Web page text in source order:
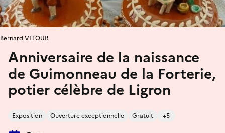
Anniversaire de la naissance
de Guimonneau de la Forterie,
potier célèbre de Ligron
Exposition Ouverture exceptionnelle Gratuit +5
Bernard VITOUR